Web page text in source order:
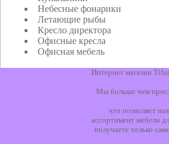
Небесные фонарики
Летающие рыбы
Кресло директора
Офисные кресла
Офисная мебель
Интернет магазин
Мы больше чем
что позволяет
ассортимент мебели
получаете только